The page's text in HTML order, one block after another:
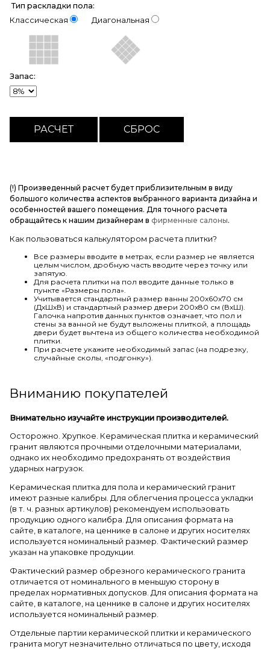
Тип раскладки пола:
Классическая
Диагональная
Запас:
(!) Произведенный расчет будет приблизительным в виду
большого количества аспектов выбранного варианта дизайна и
особенностей вашего помещения. Для точного расчета
обращайтесь к нашим дизайнерам в фирменные салоны.
Как пользоваться калькулятором расчета плитки?
Все размеры вводите в метрах, если размер не является
целым числом, дробную часть вводите через точку или
запятую.
Для расчета плитки на пол вводите данные только в
пункте «Размеры пола».
Учитывается стандартный размер ванны 200х60х70 см
(ДхШхВ) и стандартный размер двери 200х80 см (ВхШ).
Галочка напротив данных пунктов означает, что пол и
стены за ванной не будут выложены плиткой, а площадь
двери будет вычтена из общего количества необходимой
плитки.
При расчете укажите необходимый запас (на подрезку,
случайные сколы, «подгонку»).
Вниманию покупателей
Внимательно изучайте инструкции производителей.
Осторожно. Хрупкое. Керамическая плитка и керамический
гранит являются прочными отделочными материалами,
однако их необходимо предохранять от воздействия
ударных нагрузок.
Керамическая плитка для пола и керамический гранит
имеют разные калибры. Для облегчения процесса укладки
(в т. ч. разных артикулов) рекомендуем использовать
продукцию одного калибра. Для описания формата на
сайте, в каталоге, на ценнике в салоне и других носителях
используется номинальный размер. Фактический размер
указан на упаковке продукции.
Фактический размер обрезного керамического гранита
отличается от номинального в меньшую сторону в
пределах нормативных допусков. Для описания формата на
сайте, в каталоге, на ценнике в салоне и других носителях
используется номинальный размер.
Отдельные партии керамической плитки и керамического
гранита могут незначительно отличаться по цвету, исходя